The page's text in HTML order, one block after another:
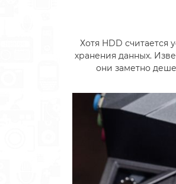
Хотя HDD считается
хранения данных.
они заметно